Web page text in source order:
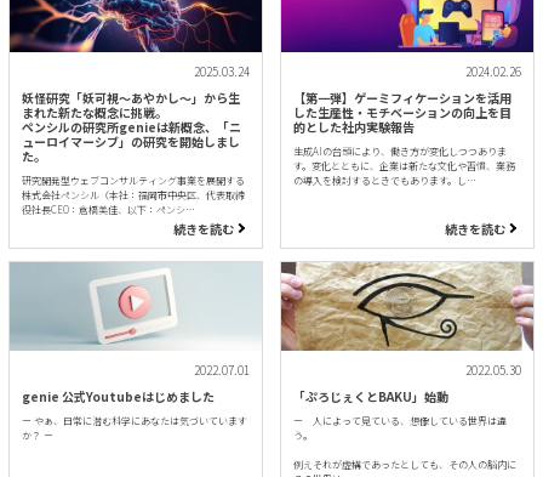
2025.03.24
妖怪研究「妖可視〜あやかし〜」から生
まれた新たな概念に挑戦。
ペンシルの研究所genieは新概念、「ニ
ューロイマーシブ」の研究を開始しまし
た。
研究開発型ウェブコンサルティング事業を展開する
株式会社ペンシル（本社：福岡市中央区、代表取締
役社長CEO：倉橋美佳、以下：ペンシ…
続きを読む
2024.02.26
【第一弾】ゲーミフィケーションを活用
した生産性・モチベーションの向上を目
的とした社内実験報告
生成AIの台頭により、働き方が変化しつつありま
す。変化とともに、企業は新たな文化や習慣、業務
の導入を検討するときでもあります。し…
続きを読む
2022.07.01
genie 公式Youtubeはじめました
ー やぁ、日常に潜む科学にあなたは気づいています
か？ ー
2022.05.30
「ぷろじぇくとBAKU」始動
ー 人によって見ている、想像している世界は違
う。
例えそれが虚構であったとしても、その人の脳内に